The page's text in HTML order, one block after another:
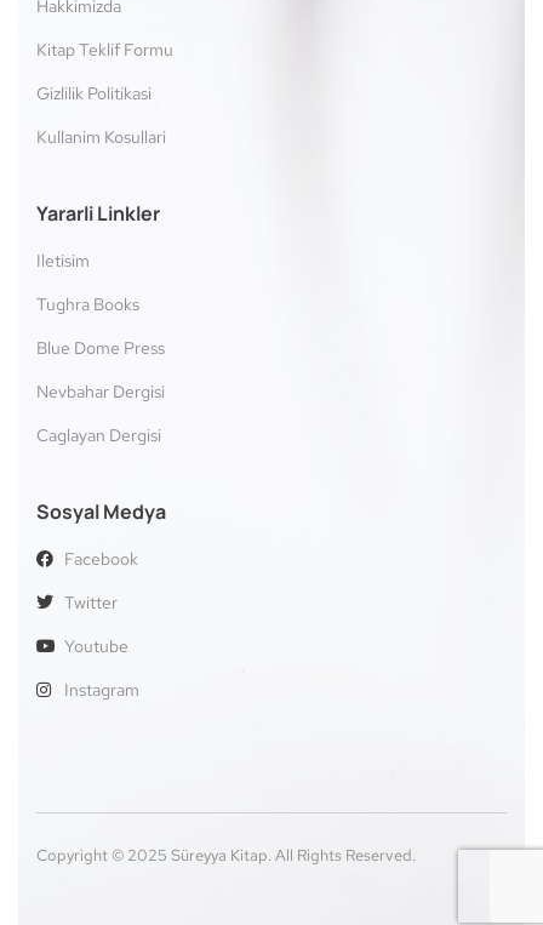
Hakkimizda
Kitap Teklif Formu
Gizlilik Politikasi
Kullanim Kosullari
Yararli Linkler
Iletisim
Tughra Books
Blue Dome Press
Nevbahar Dergisi
Caglayan Dergisi
Sosyal Medya
Facebook
Twitter
Youtube
Instagram
Copyright © 2025 Süreyya Kitap. All Rights Reserved.